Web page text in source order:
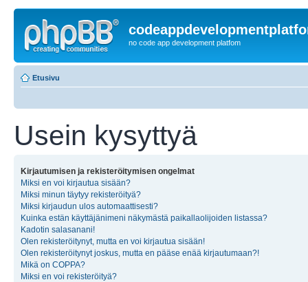
no code app development platfom
Etusivu
Usein kysyttyä
Kirjautumisen ja rekisteröitymisen ongelmat
Miksi en voi kirjautua sisään?
Miksi minun täytyy rekisteröityä?
Miksi kirjaudun ulos automaattisesti?
Kuinka estän käyttäjänimeni näkymästä paikallaolijoiden listassa?
Kadotin salasanani!
Olen rekisteröitynyt, mutta en voi kirjautua sisään!
Olen rekisteröitynyt joskus, mutta en pääse enää kirjautumaan?!
Mikä on COPPA?
Miksi en voi rekisteröityä?